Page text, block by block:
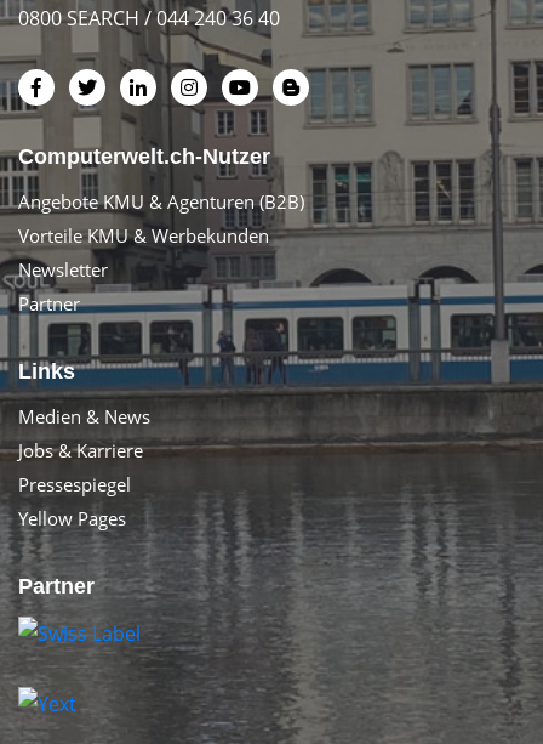
0800 SEARCH / 044 240 36 40
Computerwelt.ch-Nutzer
Angebote KMU & Agenturen (B2B)
Vorteile KMU & Werbekunden
Newsletter
Partner
Links
Medien & News
Jobs & Karriere
Pressespiegel
Yellow Pages
Partner